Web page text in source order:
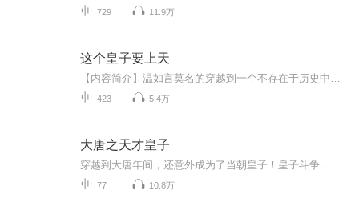
729 11.9万
这个皇子要上天
423 5.4万
大唐之天才皇子
77 10.8万